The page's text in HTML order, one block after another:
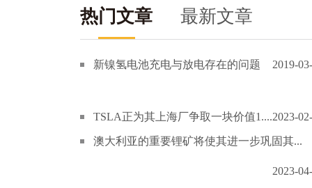
热门文章 最新文章
新镍氢电池充电与放电存在的问题 2019-
TSLA正为其上海厂争取一块价值1....2023-
澳大利亚的重要锂矿将使其进一步巩固其...
2023-